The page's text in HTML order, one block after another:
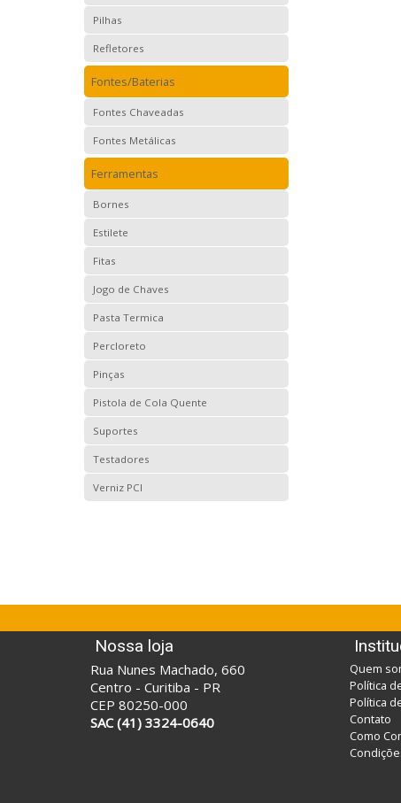
Pilhas
Refletores
Fontes/Baterias
Fontes Chaveadas
Fontes Metálicas
Ferramentas
Bornes
Estilete
Fitas
Jogo de Chaves
Pasta Termica
Percloreto
Pinças
Pistola de Cola Quente
Suportes
Testadores
Verniz PCI
Nossa loja
Rua Nunes Machado, 660
Centro - Curitiba - PR
CEP 80250-000
SAC (41) 3324-0640
Quem
Política
Política
Contato
Como